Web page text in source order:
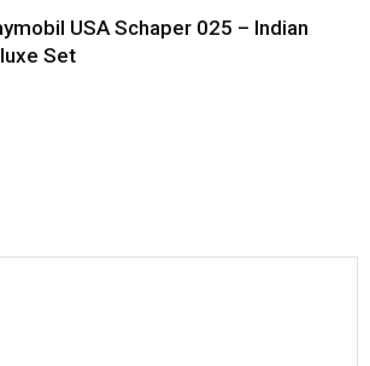
USA Schaper 025 – Indian
Set